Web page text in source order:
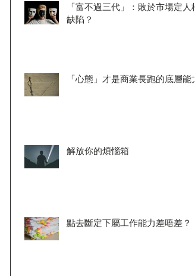
「富不過三代」：敗於市場定人格
缺陷？
「心態」才是商業長跑的底層能力
解放你的煩惱箱
點去斷定下屬工作能力差唔差？